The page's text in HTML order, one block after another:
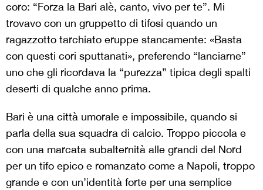
coro: “Forza la Bari alè, canto, vivo per te”. Mi
trovavo con un gruppetto di tifosi quando un
ragazzotto tarchiato eruppe stancamente: «Basta
con questi cori sputtanati», preferendo “lanciarne”
uno che gli ricordava la “purezza” tipica degli spalti
deserti di qualche anno prima.
Bari è una città umorale e impossibile, quando si
parla della sua squadra di calcio. Troppo piccola e
con una marcata subalternità alle grandi del Nord
per un tifo epico e romanzato come a Napoli, troppo
grande e con un’identità forte per una semplice